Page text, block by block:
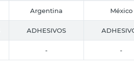
Argentina México
ADHESIVOS
- -